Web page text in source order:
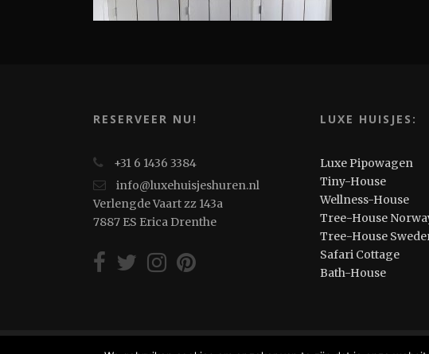
RESERVEER NU!
+31 6 1436 3384
info@luxehuisjeshuren.nl
Verlengde Vaart zz 143a
7887 ES Erica Drenthe
LUXE HUISJES:
Luxe Pipowagen
Tiny-House
Wellness-House
Tree-House
Tree-House
Safari Cottage
Bath-House